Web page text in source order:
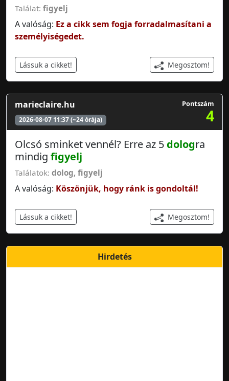
Találat: figyelj
A valóság: Ez a cikk sem fogja forradalmasítani a
személyiségedet.
Lássuk a cikket! Megosztom!
marieclaire.hu
2026-08-07 11:37 (~24 órája)
Pontszám
4
Olcsó sminket vennél? Erre az 5 dologra
mindig figyelj
Találatok: dolog, figyelj
A valóság: Köszönjük, hogy ránk is gondoltál!
Lássuk a cikket! Megosztom!
Hirdetés